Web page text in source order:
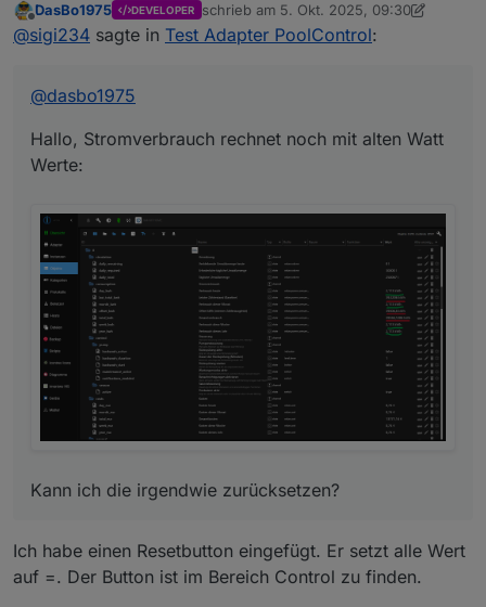
Hallo, Stromverbrauch rechnet noch mit alten Watt
Werte:
Kann ich die irgendwie zurücksetzen?
Offline
DasBo1975 DEVELOPER schrieb am 5. Okt. 2025, 09:30
zuletzt editiert von DasBo197510. Mai
@sigi234 sagte in Test Adapter PoolControl:
@dasbo1975
Hallo, Stromverbrauch rechnet noch mit alten Watt
Werte:
Kann ich die irgendwie zurücksetzen?
Ich habe einen Resetbutton eingefügt. Er setzt alle Wert
auf =. Der Button ist im Bereich Control zu finden.